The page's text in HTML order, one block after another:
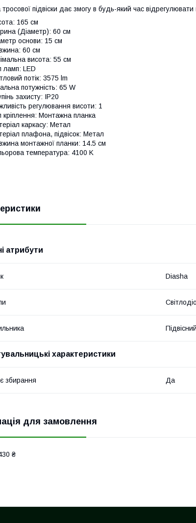
підвіски дає змогу в будь-який час
165 см
(Діаметр): 60 см
основи: 15 см
60 см
висота: 55 см
ламп: LED
потік: 3575 lm
потужність: 65 W
захисту: IP20
регулювання висоти: 1
кріплення: Монтажна планка
каркасу: Метал
плафона, підвісок: Метал
монтажної планки: 14.5 см
температура: 4100 K
атрибути
Diasha
характеристики
збирання Да
для замовлення
₴